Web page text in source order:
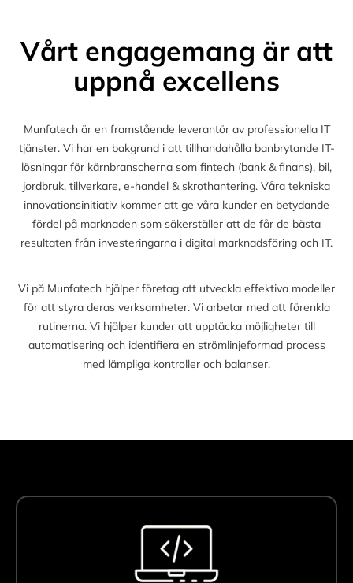
Vårt engagemang är att
uppnå excellens
Munfatech är en framstående leverantör av professionella IT
tjänster. Vi har en bakgrund i att tillhandahålla banbrytande IT-
lösningar för kärnbranscherna som fintech (bank & finans), bil,
jordbruk, tillverkare, e-handel & skrothantering. Våra tekniska
innovationsinitiativ kommer att ge våra kunder en betydande
fördel på marknaden som säkerställer att de får de bästa
resultaten från investeringarna i digital marknadsföring och IT.
Vi på Munfatech hjälper företag att utveckla effektiva modeller
för att styra deras verksamheter. Vi arbetar med att förenkla
rutinerna. Vi hjälper kunder att upptäcka möjligheter till
automatisering och identifiera en strömlinjeformad process
med lämpliga kontroller och balanser.